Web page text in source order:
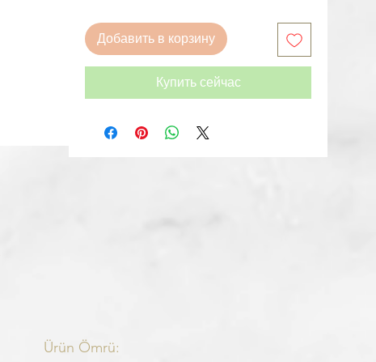
Добавить в корзину
Купить сейчас
Ürün Ömrü: